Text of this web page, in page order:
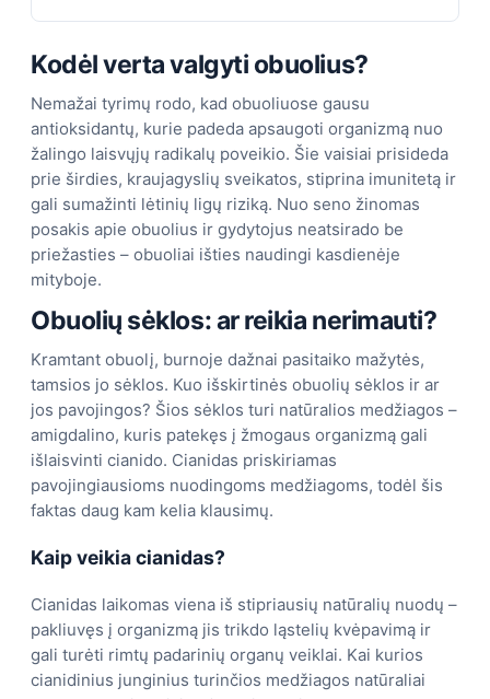
Kodėl verta valgyti obuolius?
Nemažai tyrimų rodo, kad obuoliuose gausu
antioksidantų, kurie padeda apsaugoti organizmą nuo
žalingo laisvųjų radikalų poveikio. Šie vaisiai prisideda
prie širdies, kraujagyslių sveikatos, stiprina imunitetą ir
gali sumažinti lėtinių ligų riziką. Nuo seno žinomas
posakis apie obuolius ir gydytojus neatsirado be
priežasties – obuoliai išties naudingi kasdienėje
mityboje.
Obuolių sėklos: ar reikia nerimauti?
Kramtant obuolį, burnoje dažnai pasitaiko mažytės,
tamsios jo sėklos. Kuo išskirtinės obuolių sėklos ir ar
jos pavojingos? Šios sėklos turi natūralios medžiagos –
amigdalino, kuris patekęs į žmogaus organizmą gali
išlaisvinti cianido. Cianidas priskiriamas
pavojingiausioms nuodingoms medžiagoms, todėl šis
faktas daug kam kelia klausimų.
Kaip veikia cianidas?
Cianidas laikomas viena iš stipriausių natūralių nuodų –
pakliuvęs į organizmą jis trikdo ląstelių kvėpavimą ir
gali turėti rimtų padarinių organų veiklai. Kai kurios
cianidinius junginius turinčios medžiagos natūraliai